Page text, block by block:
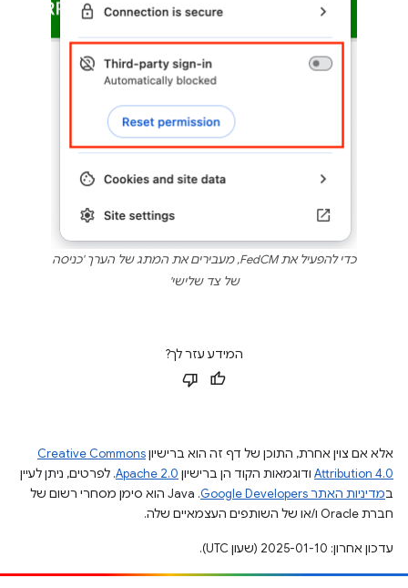
כדי להפעיל את FedCM, מעבירים את המתג של הערך 'כניסה
של צד שלישי'
המידע עזר לך?
אלא אם צוין אחרת, התוכן של דף זה הוא ברישיוןCreative Commons
Attribution 4.0 ודוגמאות הקוד הן ברישיון Apache 2.0. לפרטים, ניתן לעיין
במדיניות האתר Google Developers‏
.‏ Java הוא סימן מסחרי רשום של
חברת Oracle ו/או של השותפים העצמאיים שלה.
עדכון אחרון: 2025-01-10 (שעון UTC).